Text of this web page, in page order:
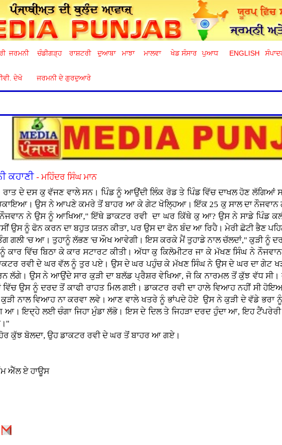
ਜਰਮਨੀ ਚੰਡੀਗੜ੍ਹ ਰਾਸ਼ਟਰੀ ਦੁਆਬਾ ਮਾਝਾ ਮਾਲਵਾ ਖੇਡ ਸੰਸਾਰ ਪੁਆਧ ENGLISH
ਦੇਖੋ ਜਰਮਨੀ ਦੇ ਗੁਰਦੁਆਰੇ
ਕਹਾਣੀ- ਮਹਿੰਦਰ ਸਿੰਘ ਮਾਨ
ਦੇ ਦਸ ਕੁ ਵੱਜਣ ਵਾਲੇ ਸਨ। ਪਿੰਡ ਨੂੰ ਆਉਂਦੀ ਲਿੰਕ ਰੋਡ ਤੇ ਪਿੰਡ ਵਿੱਚ ਦਾਖਲ ਹੋਣ ਲੱਗਿਆਂ
ਉਸ ਨੇ ਆਪਣੇ ਕਮਰੇ ਤੋਂ ਬਾਹਰ ਆ ਕੇ ਗੇਟ ਖੋਲ੍ਹਿਆ। ਇੱਕ 25 ਕੁ ਸਾਲ ਦਾ ਨੌਜਵਾਨ
ਨੌਜਵਾਨ ਨੇ ਉਸ ਨੂੰ ਆਖਿਆ," ਇੱਥੇ ਡਾਕਟਰ ਰਵੀ ਦਾ ਘਰ ਕਿੱਥੇ ਕੁ ਆ? ਉਸ ਨੇ ਸਾਡੇ ਪਿੰਡ
ਉਸ ਨੂੰ ਫੋਨ ਕਰਨ ਦਾ ਬਹੁਤ ਯਤਨ ਕੀਤਾ, ਪਰ ਉਸ ਦਾ ਫੋਨ ਬੰਦ ਆ ਰਿਹੈ। ਮੇਰੀ ਛੋਟੀ ਭੈਣ
ਗਲੀ 'ਚ ਆ। ਤੁਹਾਨੂੰ ਲੱਭਣ 'ਚ ਔਖ ਆਵੇਗੀ। ਇਸ ਕਰਕੇ ਮੈਂ ਤੁਹਾਡੇ ਨਾਲ ਚੱਲਦਾਂ," ਕੁੜੀ ਨੂੰ
ਕਾਰ ਵਿੱਚ ਬਿਠਾ ਕੇ ਕਾਰ ਸਟਾਰਟ ਕੀਤੀ। ਅੱਧਾ ਕੁ ਕਿਲੋਮੀਟਰ ਜਾ ਕੇ ਮੱਖਣ ਸਿੰਘ ਨੇ
ਰਵੀ ਦੇ ਘਰ ਵੱਲ ਨੂੰ ਤੁਰ ਪਏ। ਉਸ ਦੇ ਘਰ ਪਹੁੰਚ ਕੇ ਮੱਖਣ ਸਿੰਘ ਨੇ ਉਸ ਦੇ ਘਰ ਦਾ
ਲੱਗੇ। ਉਸ ਨੇ ਆਉਂਦੇ ਸਾਰ ਕੁੜੀ ਦਾ ਬਲੱਡ ਪ੍ਰੈਸ਼ਰ ਵੇਖਿਆ, ਜੋ ਕਿ ਨਾਰਮਲ ਤੋਂ ਕੁੱਝ ਵੱਧ
ਵਿੱਚ ਉਸ ਨੂੰ ਦਰਦ ਤੋਂ ਕਾਫੀ ਰਾਹਤ ਮਿਲ ਗਈ। ਡਾਕਟਰ ਰਵੀ ਦਾ ਹਾਲੇ ਵਿਆਹ ਨਹੀਂ ਸੀ
ਨਾਲ ਵਿਆਹ ਨਾ ਕਰਵਾ ਲਵੇ। ਆਣ ਵਾਲੇ ਖਤਰੇ ਨੂੰ ਭਾਂਪਦੇ ਹੋਏ ਉਸ ਨੇ ਕੁੜੀ ਦੇ ਵੱਡੇ
ਆ। ਇਦ੍ਹੇ ਲਈ ਚੰਗਾ ਜਿਹਾ ਮੁੰਡਾ ਲੱਭੋ। ਇਸ ਦੇ ਦਿਲ ਤੇ ਜਿਹੜਾ ਦਰਦ ਹੁੰਦਾ ਆ, ਇਹ
ਕੁੱਝ ਬੋਲਦਾ, ਉਹ ਡਾਕਟਰ ਰਵੀ ਦੇ ਘਰ ਤੋਂ ਬਾਹਰ ਆ ਗਏ।
ਐੱਲ ਏ ਹਾਊਸ